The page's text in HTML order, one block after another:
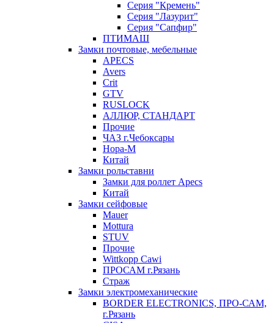
Серия "Кремень"
Серия "Лазурит"
Серия "Сапфир"
ПТИМАШ
Замки почтовые, мебельные
APECS
Avers
Crit
GTV
RUSLOCK
АЛЛЮР, СТАНДАРТ
Прочие
ЧАЗ г.Чебоксары
Нора-М
Китай
Замки рольставни
Замки для роллет Apecs
Китай
Замки сейфовые
Mauer
Mottura
STUV
Прочие
Wittkopp Cawi
ПРОСАМ г.Рязань
Страж
Замки электромеханические
BORDER ELECTRONICS, ПРО-САМ,
г.Рязань